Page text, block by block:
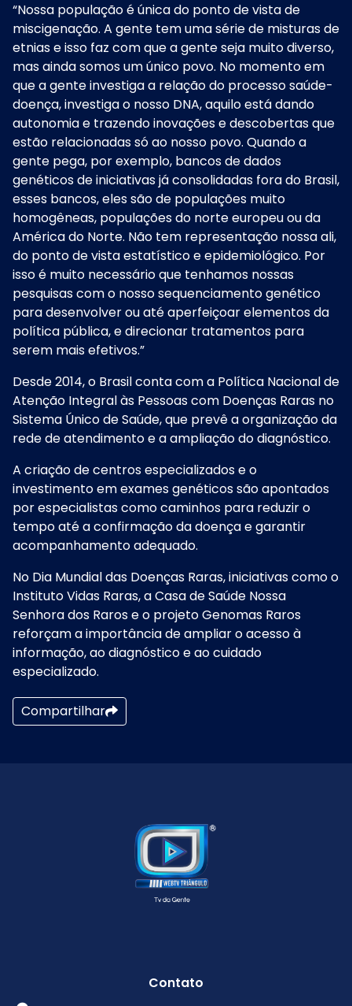
“Nossa população é única do ponto de vista de
miscigenação. A gente tem uma série de misturas de
etnias e isso faz com que a gente seja muito diverso,
mas ainda somos um único povo. No momento em
que a gente investiga a relação do processo saúde-
doença, investiga o nosso DNA, aquilo está dando
autonomia e trazendo inovações e descobertas que
estão relacionadas só ao nosso povo. Quando a
gente pega, por exemplo, bancos de dados
genéticos de iniciativas já consolidadas fora do Brasil,
esses bancos, eles são de populações muito
homogêneas, populações do norte europeu ou da
América do Norte. Não tem representação nossa ali,
do ponto de vista estatístico e epidemiológico. Por
isso é muito necessário que tenhamos nossas
pesquisas com o nosso sequenciamento genético
para desenvolver ou até aperfeiçoar elementos da
política pública, e direcionar tratamentos para
serem mais efetivos.”
Desde 2014, o Brasil conta com a Política Nacional de
Atenção Integral às Pessoas com Doenças Raras no
Sistema Único de Saúde, que prevê a organização da
rede de atendimento e a ampliação do diagnóstico.
A criação de centros especializados e o
investimento em exames genéticos são apontados
por especialistas como caminhos para reduzir o
tempo até a confirmação da doença e garantir
acompanhamento adequado.
No Dia Mundial das Doenças Raras, iniciativas como o
Instituto Vidas Raras, a Casa de Saúde Nossa
Senhora dos Raros e o projeto Genomas Raros
reforçam a importância de ampliar o acesso à
informação, ao diagnóstico e ao cuidado
especializado.
Compartilhar
Contato